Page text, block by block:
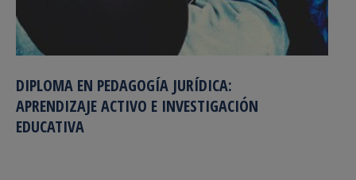
DIPLOMA EN PEDAGOGÍA JURÍDICA:
APRENDIZAJE ACTIVO E INVESTIGACIÓN
EDUCATIVA